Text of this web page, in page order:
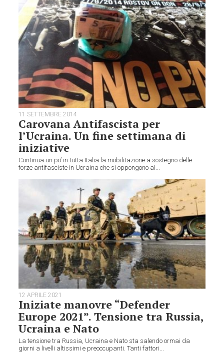
11 SETTEMBRE 2014
Carovana Antifascista per
l’Ucraina. Un fine settimana di
iniziative
Continua un po’ in tutta Italia la mobilitazione a sostegno delle
forze antifasciste in Ucraina che si oppongono al...
12 APRILE 2021
Iniziate manovre “Defender
Europe 2021”. Tensione tra Russia,
Ucraina e Nato
La tensione tra Russia, Ucraina e Nato sta salendo ormai da
giorni a livelli altissimi e preoccupanti. Tanti fattori...